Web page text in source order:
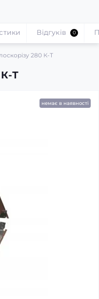
280 К-Т
К-Т
Відгуків 0
немає в наявності